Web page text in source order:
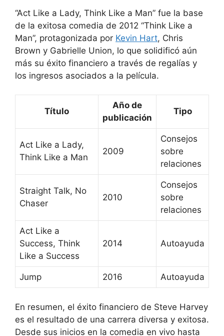
“Act Like a Lady, Think Like a Man” fue la base
de la exitosa comedia de 2012 “Think Like a
Man”, protagonizada por Kevin Hart, Chris
Brown y Gabrielle Union, lo que solidificó aún
más su éxito financiero a través de regalías y
los ingresos asociados a la película.
Título
Año de
publicación
Tipo
Act Like a Lady,
Think Like a Man
2009
Consejos
sobre
relaciones
Straight Talk, No
Chaser
2010
Consejos
sobre
relaciones
Act Like a
Success, Think
Like a Success
2014 Autoayuda
Jump 2016 Autoayuda
En resumen, el éxito financiero de Steve Harvey
es el resultado de una carrera diversa y exitosa.
Desde sus inicios en la comedia en vivo hasta